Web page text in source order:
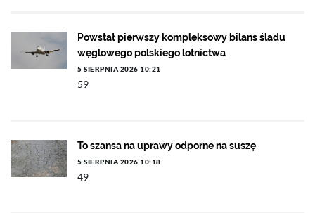
Powstał pierwszy kompleksowy bilans śladu
węglowego polskiego lotnictwa
5 SIERPNIA 2026 10:21
59
To szansa na uprawy odporne na suszę
5 SIERPNIA 2026 10:18
49